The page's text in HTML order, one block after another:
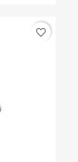
favorite_border